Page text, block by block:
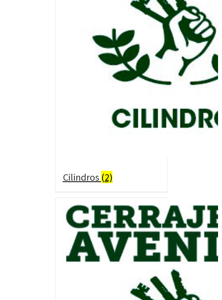
Cilindros (2)